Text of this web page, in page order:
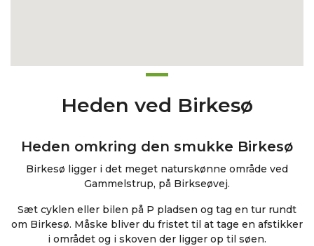
Heden ved Birkesø
Heden omkring den smukke Birkesø
Birkesø ligger i det meget naturskønne område ved
Gammelstrup, på Birkseøvej.
Sæt cyklen eller bilen på P pladsen og tag en tur rundt
om Birkesø. Måske bliver du fristet til at tage en afstikker
i området og i skoven der ligger op til søen.